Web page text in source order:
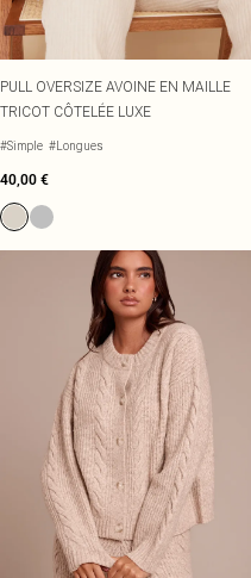
PULL OVERSIZE AVOINE EN MAILLE
TRICOT CÔTELÉE LUXE
#Simple #Longues
40,00 €